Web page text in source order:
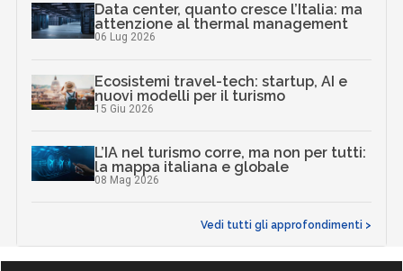
Data center, quanto cresce l’Italia: ma
attenzione al thermal management
06 Lug 2026
Ecosistemi travel-tech: startup, AI e
nuovi modelli per il turismo
15 Giu 2026
L’IA nel turismo corre, ma non per tutti:
la mappa italiana e globale
08 Mag 2026
Vedi tutti gli approfondimenti >